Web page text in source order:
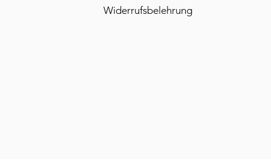
Widerrufsbelehrung